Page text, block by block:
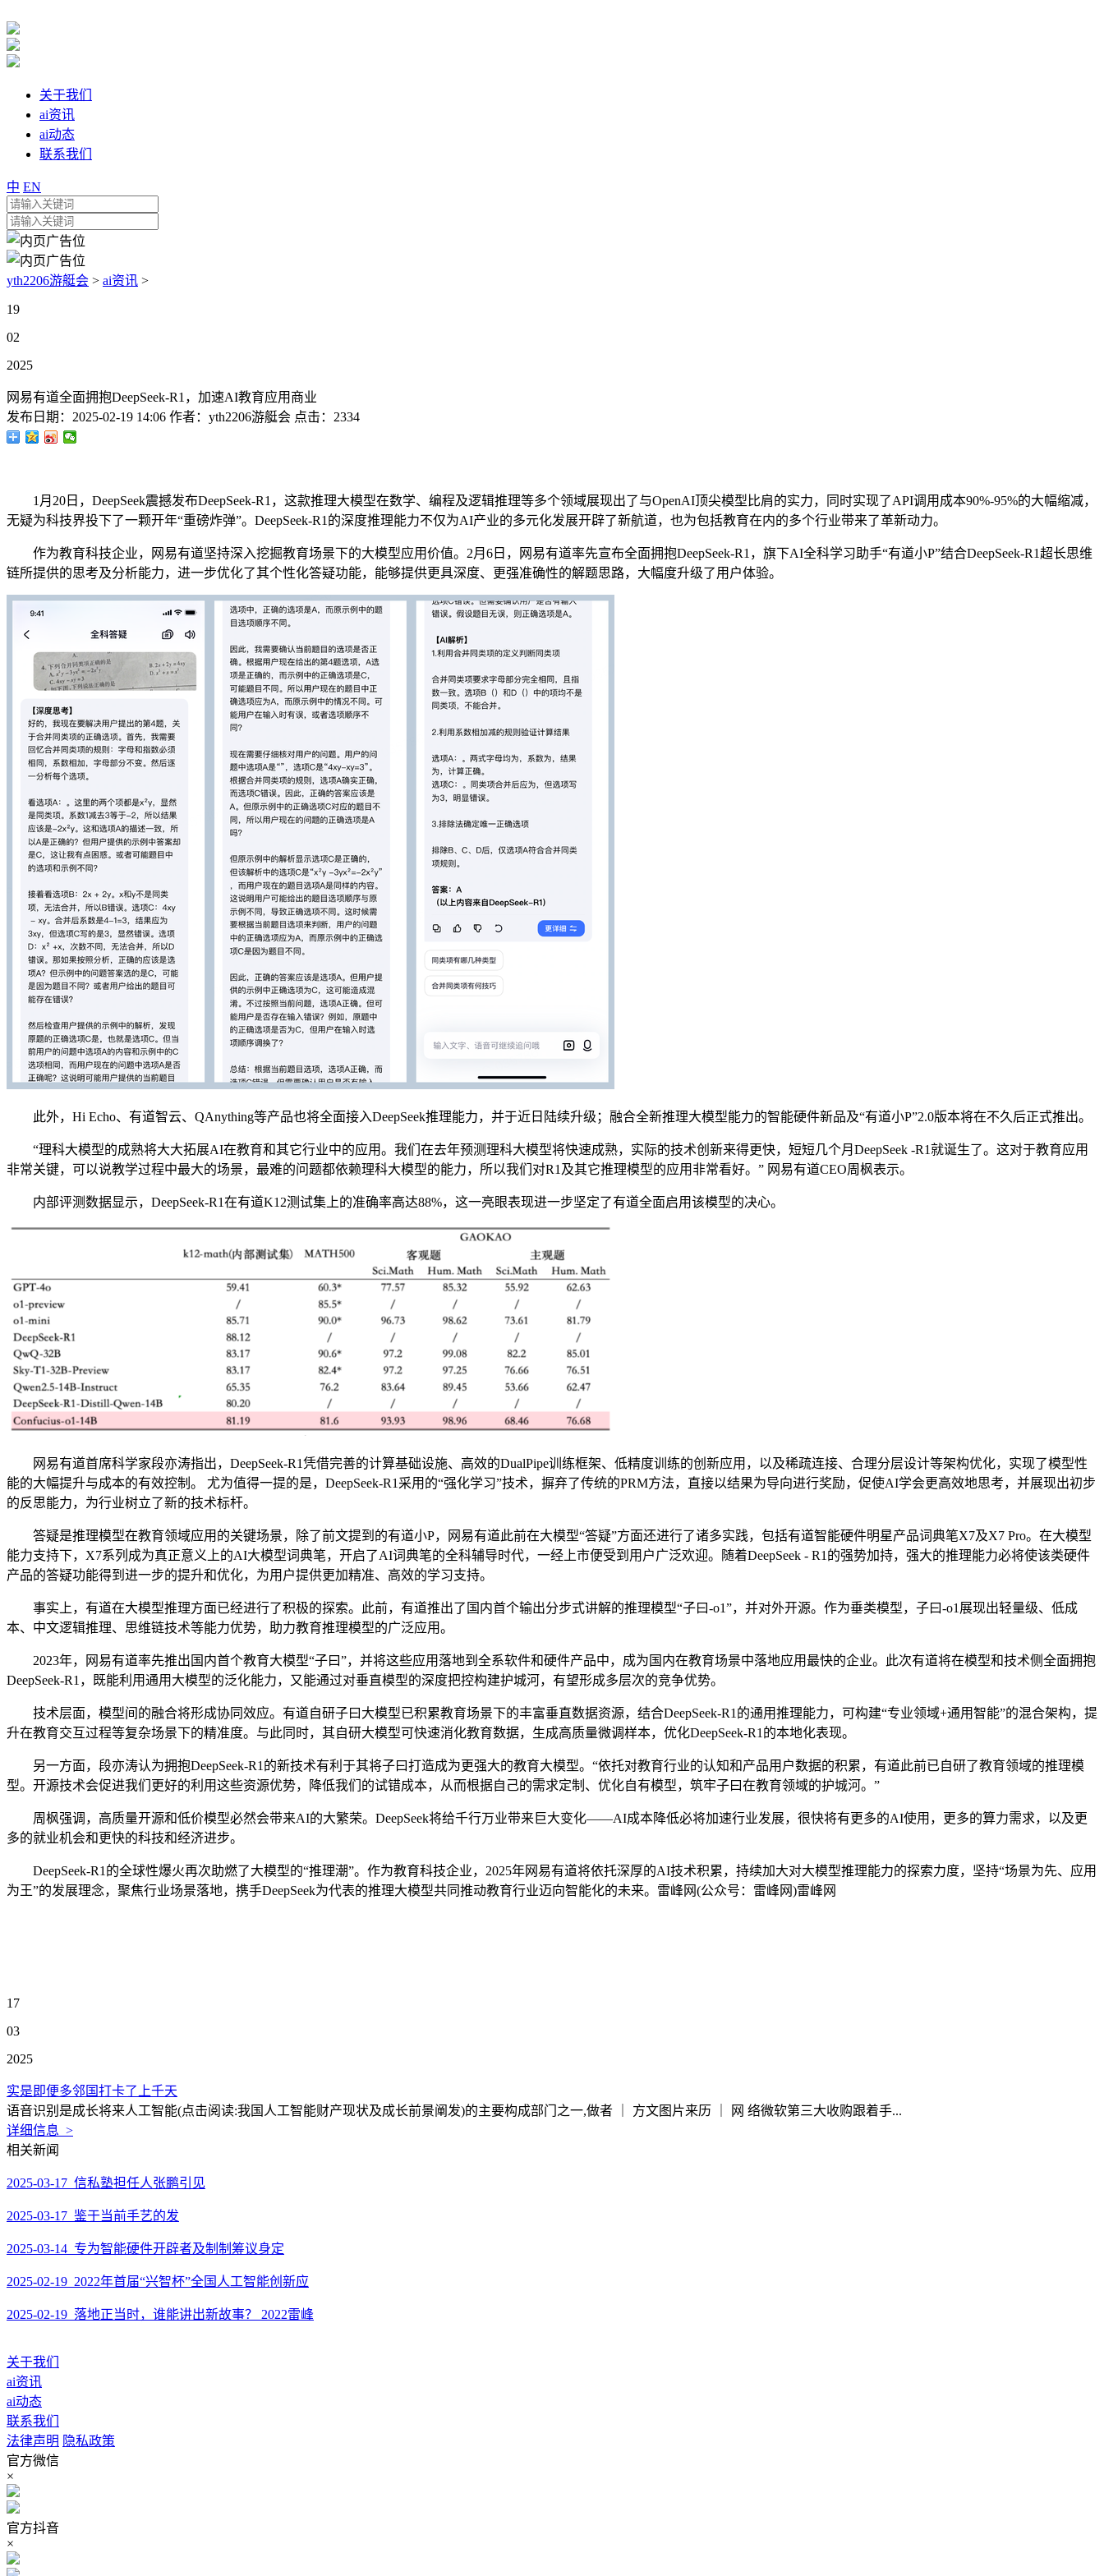
关于我们
ai资讯
ai动态
联系我们
中 EN
yth2206游艇会 > ai资讯 >
19
02
2025
网易有道全面拥抱DeepSeek-R1，加速AI教育应用商业
发布日期： 2025-02-19 14:06 作者： yth2206游艇会 点击： 2334
1月20日，DeepSeek震撼发布DeepSeek-R1，这款推理大模型在数学、编程及逻辑推理等多个领域展现出了与OpenAI顶尖模型比肩的实力，同时实现了API调用成本90%-95%的大幅缩减，
无疑为科技界投下了一颗开年“重磅炸弹”。DeepSeek-R1的深度推理能力不仅为AI产业的多元化发展开辟了新航道，也为包括教育在内的多个行业带来了革新动力。
作为教育科技企业，网易有道坚持深入挖掘教育场景下的大模型应用价值。2月6日，网易有道率先宣布全面拥抱DeepSeek-R1，旗下AI全科学习助手“有道小P”结合DeepSeek-R1超长思维
链所提供的思考及分析能力，进一步优化了其个性化答疑功能，能够提供更具深度、更强准确性的解题思路，大幅度升级了用户体验。
此外，Hi Echo、有道智云、QAnything等产品也将全面接入DeepSeek推理能力，并于近日陆续升级；融合全新推理大模型能力的智能硬件新品及“有道小P”2.0版本将在不久后正式推出。
“理科大模型的成熟将大大拓展AI在教育和其它行业中的应用。我们在去年预测理科大模型将快速成熟，实际的技术创新来得更快，短短几个月DeepSeek -R1就诞生了。这对于教育应用
非常关键，可以说教学过程中最大的场景，最难的问题都依赖理科大模型的能力，所以我们对R1及其它推理模型的应用非常看好。” 网易有道CEO周枫表示。
内部评测数据显示，DeepSeek-R1在有道K12测试集上的准确率高达88%，这一亮眼表现进一步坚定了有道全面启用该模型的决心。
网易有道首席科学家段亦涛指出，DeepSeek-R1凭借完善的计算基础设施、高效的DualPipe训练框架、低精度训练的创新应用，以及稀疏连接、合理分层设计等架构优化，实现了模型性
能的大幅提升与成本的有效控制。 尤为值得一提的是，DeepSeek-R1采用的“强化学习”技术，摒弃了传统的PRM方法，直接以结果为导向进行奖励，促使AI学会更高效地思考，并展现出初步
的反思能力，为行业树立了新的技术标杆。
答疑是推理模型在教育领域应用的关键场景，除了前文提到的有道小P，网易有道此前在大模型“答疑”方面还进行了诸多实践，包括有道智能硬件明星产品词典笔X7及X7 Pro。在大模型
能力支持下，X7系列成为真正意义上的AI大模型词典笔，开启了AI词典笔的全科辅导时代，一经上市便受到用户广泛欢迎。随着DeepSeek - R1的强势加持，强大的推理能力必将使该类硬件
产品的答疑功能得到进一步的提升和优化，为用户提供更加精准、高效的学习支持。
事实上，有道在大模型推理方面已经进行了积极的探索。此前，有道推出了国内首个输出分步式讲解的推理模型“子曰-o1”，并对外开源。作为垂类模型，子曰-o1展现出轻量级、低成
本、中文逻辑推理、思维链技术等能力优势，助力教育推理模型的广泛应用。
2023年，网易有道率先推出国内首个教育大模型“子曰”，并将这些应用落地到全系软件和硬件产品中，成为国内在教育场景中落地应用最快的企业。此次有道将在模型和技术侧全面拥抱
DeepSeek-R1，既能利用通用大模型的泛化能力，又能通过对垂直模型的深度把控构建护城河，有望形成多层次的竞争优势。
技术层面，模型间的融合将形成协同效应。有道自研子曰大模型已积累教育场景下的丰富垂直数据资源，结合DeepSeek-R1的通用推理能力，可构建“专业领域+通用智能”的混合架构，提
升在教育交互过程等复杂场景下的精准度。与此同时，其自研大模型可快速消化教育数据，生成高质量微调样本，优化DeepSeek-R1的本地化表现。
另一方面，段亦涛认为拥抱DeepSeek-R1的新技术有利于其将子曰打造成为更强大的教育大模型。“依托对教育行业的认知和产品用户数据的积累，有道此前已自研了教育领域的推理模
型。开源技术会促进我们更好的利用这些资源优势，降低我们的试错成本，从而根据自己的需求定制、优化自有模型，筑牢子曰在教育领域的护城河。”
周枫强调，高质量开源和低价模型必然会带来AI的大繁荣。DeepSeek将给千行万业带来巨大变化——AI成本降低必将加速行业发展，很快将有更多的AI使用，更多的算力需求，以及更
多的就业机会和更快的科技和经济进步。
DeepSeek-R1的全球性爆火再次助燃了大模型的“推理潮”。作为教育科技企业，2025年网易有道将依托深厚的AI技术积累，持续加大对大模型推理能力的探索力度，坚持“场景为先、应用
为王”的发展理念，聚焦行业场景落地，携手DeepSeek为代表的推理大模型共同推动教育行业迈向智能化的未来。雷峰网(公众号：雷峰网)雷峰网
17
03
2025
实是即便多邻国打卡了上千天
语音识别是成长将来人工智能(点击阅读:我国人工智能财产现状及成长前景阐发)的主要构成部门之一,做者 ｜ 方文图片来历 ｜ 网 络微软第三大收购跟着手...
详细信息 >
相关新闻
2025-03-17 信私塾担任人张鹏引见
2025-03-17 鉴于当前手艺的发
2025-03-14 专为智能硬件开辟者及制制筹议身定
2025-02-19 2022年首届“兴智杯”全国人工智能创新应
2025-02-19 落地正当时，谁能讲出新故事？ 2022雷峰
关于我们
ai资讯
ai动态
联系我们
法律声明 隐私政策
官方微信
×
官方抖音
×